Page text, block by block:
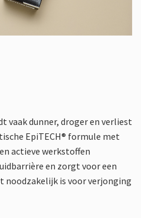
vaak dunner, droger en verliest
EpiTECH® formule met
actieve werkstoffen
en zorgt voor een
is voor verjonging